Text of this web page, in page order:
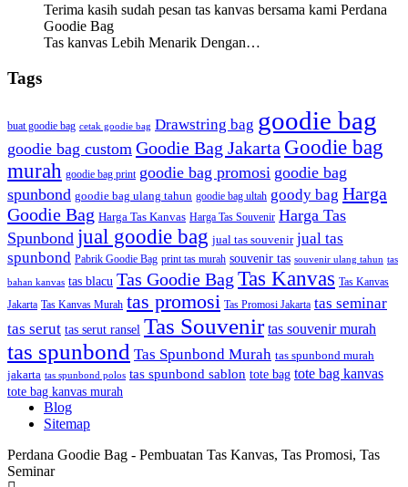
Terima kasih sudah pesan tas kanvas bersama kami Perdana
Goodie Bag
Tas kanvas Lebih Menarik Dengan…
Tags
buat goodie bag cetak goodie bag Drawstring bag goodie bag
goodie bag custom Goodie Bag Jakarta Goodie bag
murah goodie bag print goodie bag promosi goodie bag
spunbond goodie bag ulang tahun goodie bag ultah goody bag Harga
Goodie Bag Harga Tas Kanvas Harga Tas Souvenir Harga Tas
Spunbond jual goodie bag jual tas souvenir jual tas
spunbond Pabrik Goodie Bag print tas murah souvenir tas souvenir ulang tahun tas
bahan kanvas tas blacu Tas Goodie Bag Tas Kanvas Tas Kanvas
Jakarta Tas Kanvas Murah tas promosi Tas Promosi Jakarta tas seminar
tas serut tas serut ransel Tas Souvenir tas souvenir murah
tas spunbond Tas Spunbond Murah tas spunbond murah
jakarta tas spunbond polos tas spunbond sablon tote bag tote bag kanvas
tote bag kanvas murah
Blog
Sitemap
Perdana Goodie Bag - Pembuatan Tas Kanvas, Tas Promosi, Tas
Seminar